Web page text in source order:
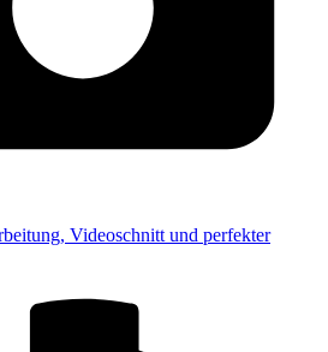
Videoschnitt und perfekter